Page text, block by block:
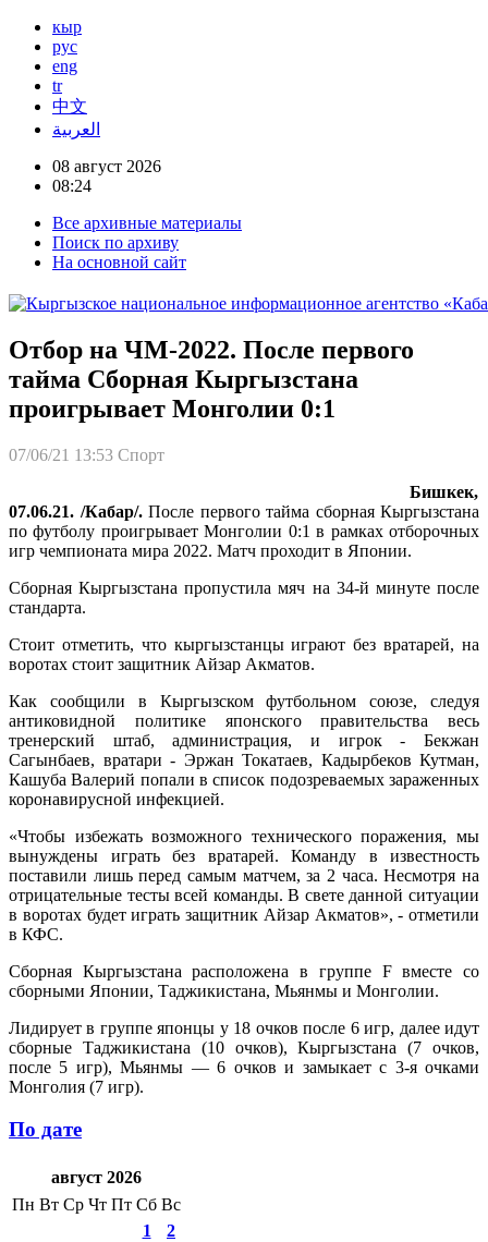
кыр
рус
eng
tr
中文
العربية
08 август 2026
08:24
Все архивные материалы
Поиск по архиву
На основной сайт
Отбор на ЧМ-2022. После первого
тайма Сборная Кыргызстана
проигрывает Монголии 0:1
07/06/21 13:53 Спорт
Бишкек,
07.06.21. /Кабар/. После первого тайма сборная Кыргызстана
по футболу проигрывает Монголии 0:1 в рамках отборочных
игр чемпионата мира 2022. Матч проходит в Японии.
Сборная Кыргызстана пропустила мяч на 34-й минуте после
стандарта.
Стоит отметить, что кыргызстанцы играют без вратарей, на
воротах стоит защитник Айзар Акматов.
Как сообщили в Кыргызском футбольном союзе, следуя
антиковидной политике японского правительства весь
тренерский штаб, администрация, и игрок - Бекжан
Сагынбаев, вратари - Эржан Токатаев, Кадырбеков Кутман,
Кашуба Валерий попали в список подозреваемых зараженных
коронавирусной инфекцией.
«Чтобы избежать возможного технического поражения, мы
вынуждены играть без вратарей. Команду в известность
поставили лишь перед самым матчем, за 2 часа. Несмотря на
отрицательные тесты всей команды. В свете данной ситуации
в воротах будет играть защитник Айзар Акматов», - отметили
в КФС.
Сборная Кыргызстана расположена в группе F вместе со
сборными Японии, Таджикистана, Мьянмы и Монголии.
Лидирует в группе японцы у 18 очков после 6 игр, далее идут
сборные Таджикистана (10 очков), Кыргызстана (7 очков,
после 5 игр), Мьянмы — 6 очков и замыкает с 3-я очками
Монголия (7 игр).
По дате
август 2026
Пн Вт Ср Чт Пт Сб Вс
1
2